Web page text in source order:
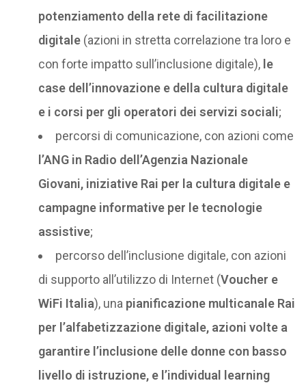
potenziamento della rete di facilitazione
digitale(azioni in stretta correlazione tra loro e
con forte impatto sull’inclusione digitale), le
case dell’innovazione e della cultura digitale
e i corsi per gli operatori dei servizi sociali;
percorsi di comunicazione, con azioni come
l’ANG in Radio dell’Agenzia Nazionale
Giovani, iniziative Rai per la cultura digitale e
campagne informative per le tecnologie
assistive;
percorso dell’inclusione digitale, con azioni
di supporto all’utilizzo di Internet (Voucher e
WiFi Italia), una pianificazione multicanale Rai
per l’alfabetizzazione digitale, azioni volte a
garantire l’inclusione delle donne con basso
livello di istruzione, e l’individual learning